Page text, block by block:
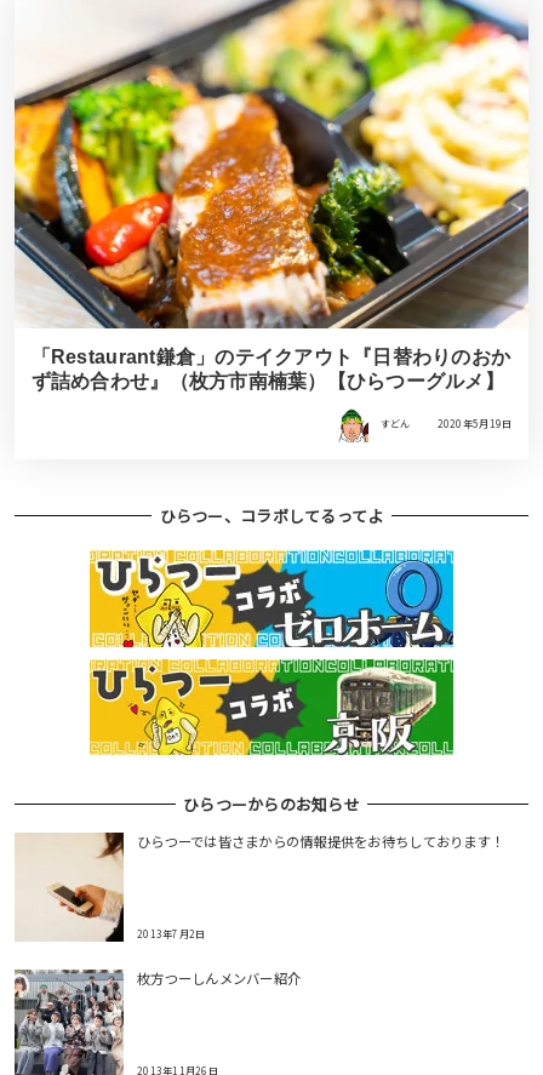
「Restaurant鎌倉」のテイクアウト『日替わりのおか
ず詰め合わせ』（枚方市南楠葉）【ひらつーグルメ】
すどん 2020年5月19日
ひらつー、コラボしてるってよ
ひらつーからのお知らせ
ひらつーでは皆さまからの情報提供をお待ちしております！
2013年7月2日
枚方つーしんメンバー紹介
2013年11月26日